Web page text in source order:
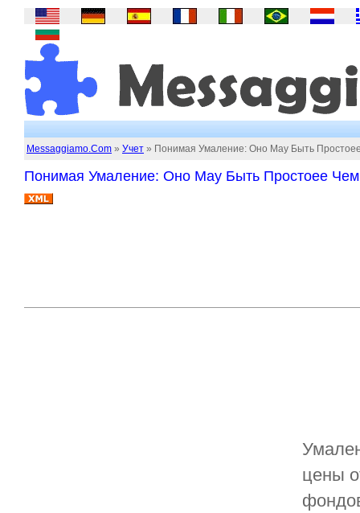
Messaggiamo.Com » Учет » Понимая Умаление: Оно May Быть
Понимая Умаление: Оно May Быть Простоее
цены